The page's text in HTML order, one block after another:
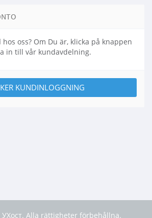
oss? Om Du är, klicka på knappen
in till vår kundavdelning.
KUNDINLOGGNING
Alla rättigheter förbehållna.